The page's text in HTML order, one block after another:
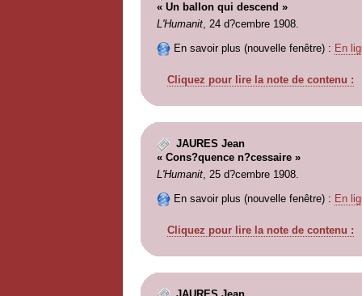
« Un ballon qui descend »
L'Humanit, 24 d?cembre 1908.
En savoir plus (nouvelle fenêtre) : En
Cliquez pour lire la note de contenu :
JAURES Jean
« Cons?quence n?cessaire »
L'Humanit, 25 d?cembre 1908.
En savoir plus (nouvelle fenêtre) : En
Cliquez pour lire la note de contenu :